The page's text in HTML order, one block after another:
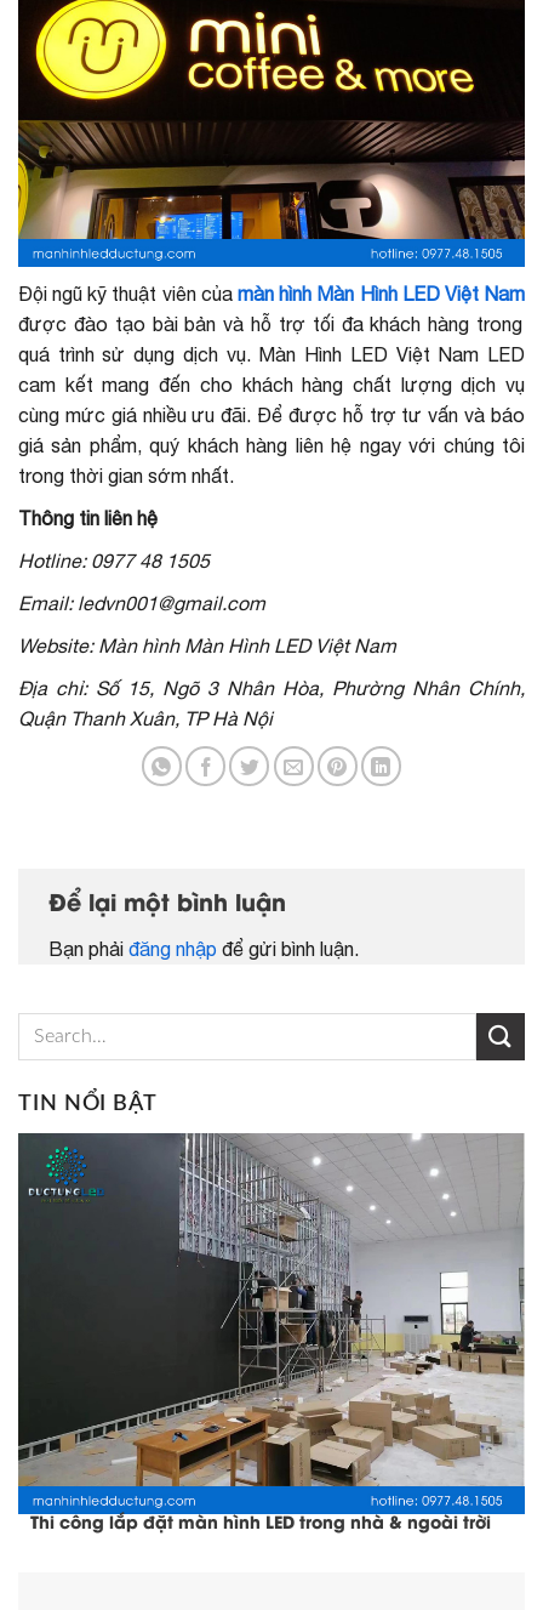
Đội ngũ kỹ thuật viên của màn hình Màn Hình LED Việt Nam
được đào tạo bài bản và hỗ trợ tối đa khách hàng trong
quá trình sử dụng dịch vụ. Màn Hình LED Việt Nam LED
cam kết mang đến cho khách hàng chất lượng dịch vụ
cùng mức giá nhiều ưu đãi. Để được hỗ trợ tư vấn và báo
giá sản phẩm, quý khách hàng liên hệ ngay với chúng tôi
trong thời gian sớm nhất.
Thông tin liên hệ
Hotline: 0977 48 1505
Email: ledvn001@gmail.com
Website: Màn hình Màn Hình LED Việt Nam
Địa chỉ: Số 15, Ngõ 3 Nhân Hòa, Phường Nhân Chính,
Quận Thanh Xuân, TP Hà Nội
Để lại một bình luận
Bạn phải đăng nhập để gửi bình luận.
TIN NỔI BẬT
Thi công lắp đặt màn hình LED trong nhà & ngoài trời